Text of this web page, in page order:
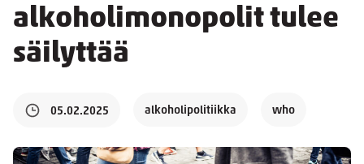
alkoholimonopolit tulee
säilyttää
05.02.2025 alkoholipolitiikka who